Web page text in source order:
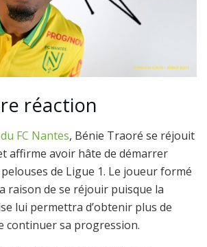
réaction
FC Nantes, Bénie Traoré se réjouit
affirme avoir hâte de démarrer
de Ligue 1. Le joueur formé
raison de se réjouir puisque la
lui permettra d’obtenir plus de
continuer sa progression.